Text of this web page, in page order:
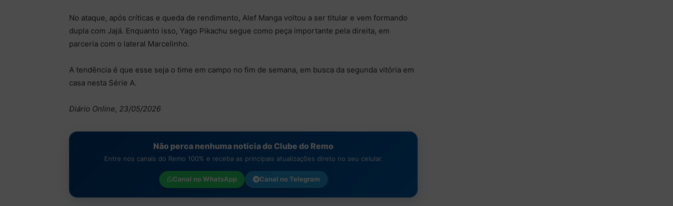
No ataque, após críticas e queda de rendimento, Alef Manga voltou a ser titular e vem formando
dupla com Jajá. Enquanto isso, Yago Pikachu segue como peça importante pela direita, em
parceria com o lateral Marcelinho.
A tendência é que esse seja o time em campo no fim de semana, em busca da segunda vitória em
casa nesta Série A.
Diário Online, 23/05/2026
Não perca nenhuma notícia do Clube do Remo
Entre nos canais do Remo 100% e receba as principais atualizações direto no seu celular.
Canal noWhatsApp Canal noTelegram